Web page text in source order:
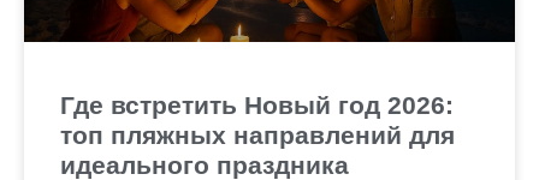
Где встретить Новый год 2026:
топ пляжных направлений для
идеального праздника